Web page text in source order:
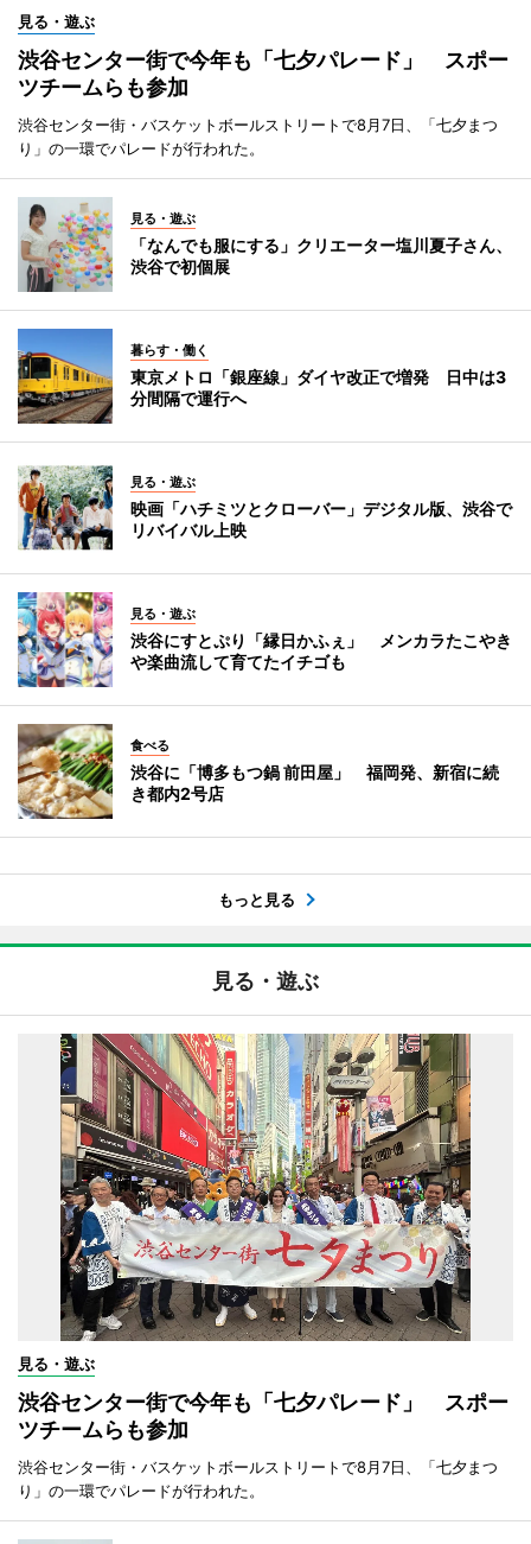
見る・遊ぶ
渋谷センター街で今年も「七夕パレード」 スポー
ツチームらも参加
渋谷センター街・バスケットボールストリートで8月7日、「七夕まつ
り」の一環でパレードが行われた。
見る・遊ぶ
「なんでも服にする」クリエーター塩川夏子さん、
渋谷で初個展
暮らす・働く
東京メトロ「銀座線」ダイヤ改正で増発 日中は3
分間隔で運行へ
見る・遊ぶ
映画「ハチミツとクローバー」デジタル版、渋谷で
リバイバル上映
見る・遊ぶ
渋谷にすとぷり「縁日かふぇ」 メンカラたこやき
や楽曲流して育てたイチゴも
食べる
渋谷に「博多もつ鍋 前田屋」 福岡発、新宿に続
き都内2号店
もっと見る
見る・遊ぶ
見る・遊ぶ
渋谷センター街で今年も「七夕パレード」 スポー
ツチームらも参加
渋谷センター街・バスケットボールストリートで8月7日、「七夕まつ
り」の一環でパレードが行われた。